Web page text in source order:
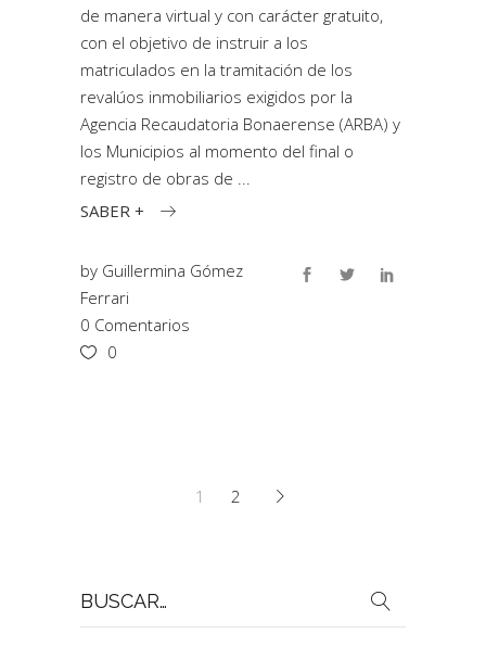
de manera virtual y con carácter gratuito,
con el objetivo de instruir a los
matriculados en la tramitación de los
revalúos inmobiliarios exigidos por la
Agencia Recaudatoria Bonaerense (ARBA) y
los Municipios al momento del final o
registro de obras de
SABER +
by Guillermina Gómez
Ferrari
0 Comentarios
0
1 2
por: